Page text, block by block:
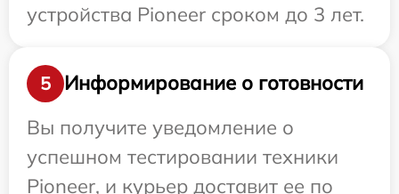
устройства Pioneer сроком до 3 лет.
5
Информирование о готовности
Вы получите уведомление о
успешном тестировании техники
Pioneer, и курьер доставит ее по